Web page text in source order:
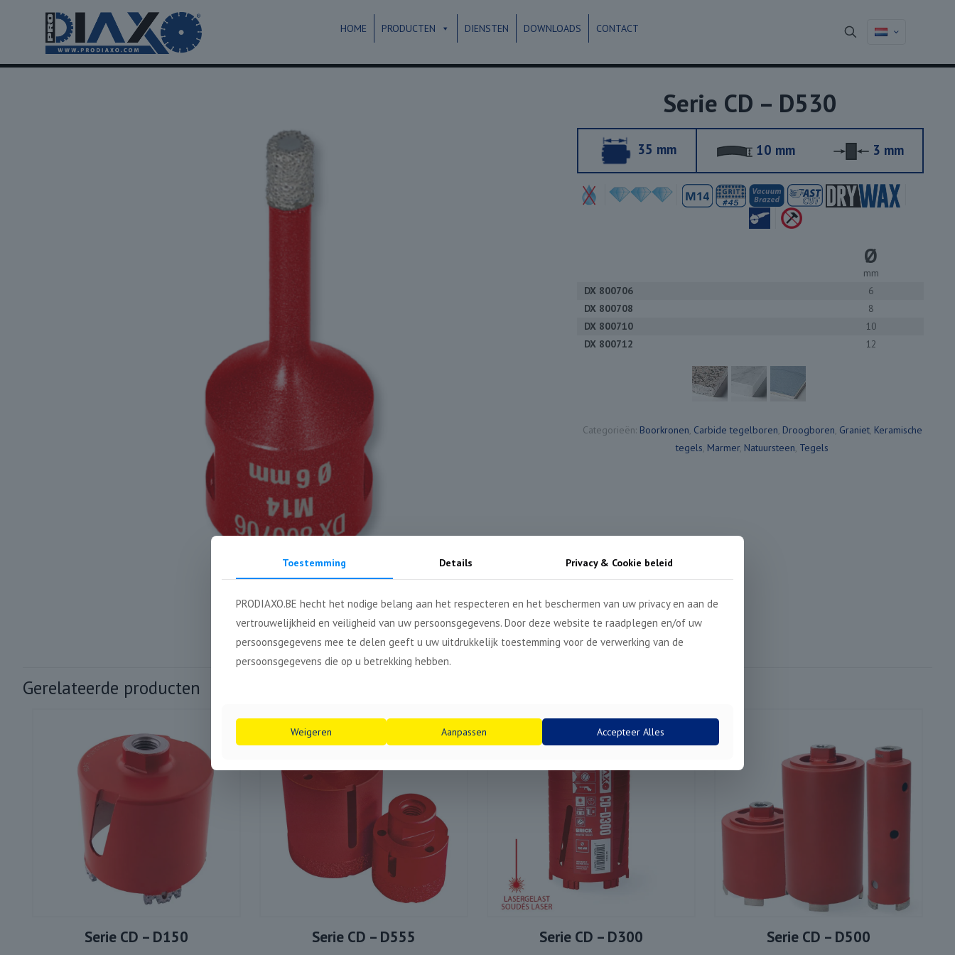
HOME PRODUCTEN DIENSTEN DOWNLOADS CONTACT
Serie CD – D530
35 mm 10 mm 3 mm
Ø
mm
DX 800706
6
DX 800708
8
DX 800710
10
DX 800712
12
Categorieën: Boorkronen, Carbide tegelboren, Droogboren, Graniet, Keramische
tegels, Marmer, Natuursteen, Tegels
Gerelateerde producten
Serie CD – D150 Serie CD – D555 Serie CD – D300 Serie CD – D500
Toestemming Details Privacy & Cookie beleid
PRODIAXO.BE hecht het nodige belang aan het respecteren en het beschermen van uw privacy en aan de
vertrouwelijkheid en veiligheid van uw persoonsgegevens. Door deze website te raadplegen en/of uw
persoonsgegevens mee te delen geeft u uw uitdrukkelijk toestemming voor de verwerking van de
persoonsgegevens die op u betrekking hebben.
Weigeren Aanpassen Accepteer Alles